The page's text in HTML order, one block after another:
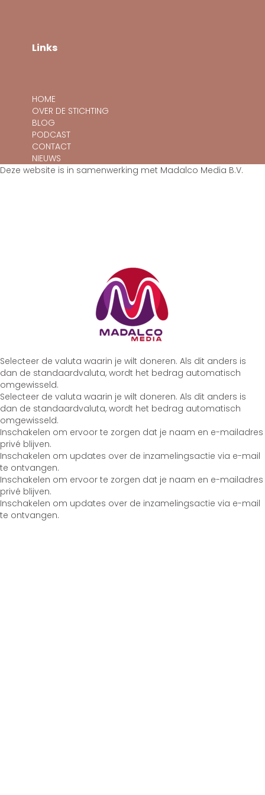
k
Links
HOME
OVER DE STICHTING
BLOG
PODCAST
CONTACT
NIEUWS
Deze website is in samenwerking met Madalco Media B.V.
Selecteer de valuta waarin je wilt doneren. Als dit anders is
dan de standaardvaluta, wordt het bedrag automatisch
omgewisseld.
Selecteer de valuta waarin je wilt doneren. Als dit anders is
dan de standaardvaluta, wordt het bedrag automatisch
omgewisseld.
Inschakelen om ervoor te zorgen dat je naam en e-mailadres
privé blijven.
Inschakelen om updates over de inzamelingsactie via e-mail
te ontvangen.
Inschakelen om ervoor te zorgen dat je naam en e-mailadres
privé blijven.
Inschakelen om updates over de inzamelingsactie via e-mail
te ontvangen.